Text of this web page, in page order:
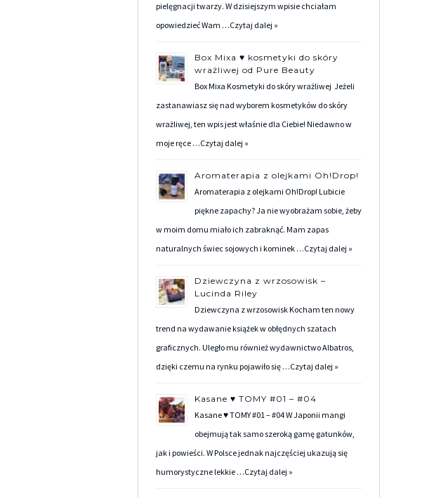
pielęgnacji twarzy. W dzisiejszym wpisie chciałam
opowiedzieć Wam …Czytaj dalej »
Box Mixa ♥ kosmetyki do skóry
wrażliwej od Pure Beauty
Box Mixa Kosmetyki do skóry wrażliwej Jeżeli
zastanawiasz się nad wyborem kosmetyków do skóry
wrażliwej, ten wpis jest właśnie dla Ciebie! Niedawno w
moje ręce …Czytaj dalej »
Aromaterapia z olejkami Oh!Drop!
Aromaterapia z olejkami Oh!Drop! Lubicie
piękne zapachy? Ja nie wyobrażam sobie, żeby
w moim domu miało ich zabraknąć. Mam zapas
naturalnych świec sojowych i kominek …Czytaj dalej »
Dziewczyna z wrzosowisk –
Lucinda Riley
Dziewczyna z wrzosowisk Kocham ten nowy
trend na wydawanie książek w obłędnych szatach
graficznych. Uległo mu również wydawnictwo Albatros,
dzięki czemu na rynku pojawiło się …Czytaj dalej »
Kasane ♥ TOMY #01 – #04
Kasane ♥ TOMY #01 – #04 W Japonii mangi
obejmują tak samo szeroką gamę gatunków,
jak i powieści. W Polsce jednak najczęściej ukazują się
humorystyczne lekkie …Czytaj dalej »